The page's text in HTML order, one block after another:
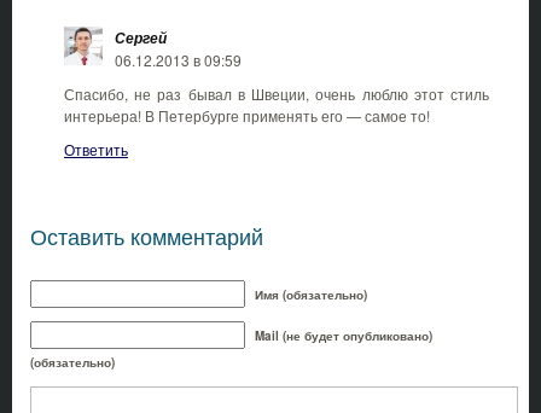
Сергей
06.12.2013 в 09:59
Спасибо, не раз бывал в Швеции, очень люблю этот стиль
интерьера! В Петербурге применять его — самое то!
Ответить
Оставить комментарий
Имя (обязательно)
Mail (не будет опубликовано)
(обязательно)